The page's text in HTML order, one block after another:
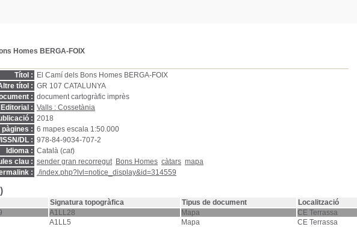
Homes BERGA-FOIX
Títol :
El Camí dels Bons Homes BERGA-FOIX
títol : GR 107 CATALUNYA
: document cartogràfic imprès
Editorial : Valls : Cossetània
: 2018
pàgines : 6 mapes escala 1:50.000
DL : 978-84-9034-707-2
Idioma : Català (cat)
clau : sender gran recorregut Bons Homes càtars mapa
: ./index.php?lvl=notice_display&id=314559
Signatura topogràfica Tipus de document Localització
A1LL28 Mapa CE Terrassa
A1LL5 Mapa CE Terrassa